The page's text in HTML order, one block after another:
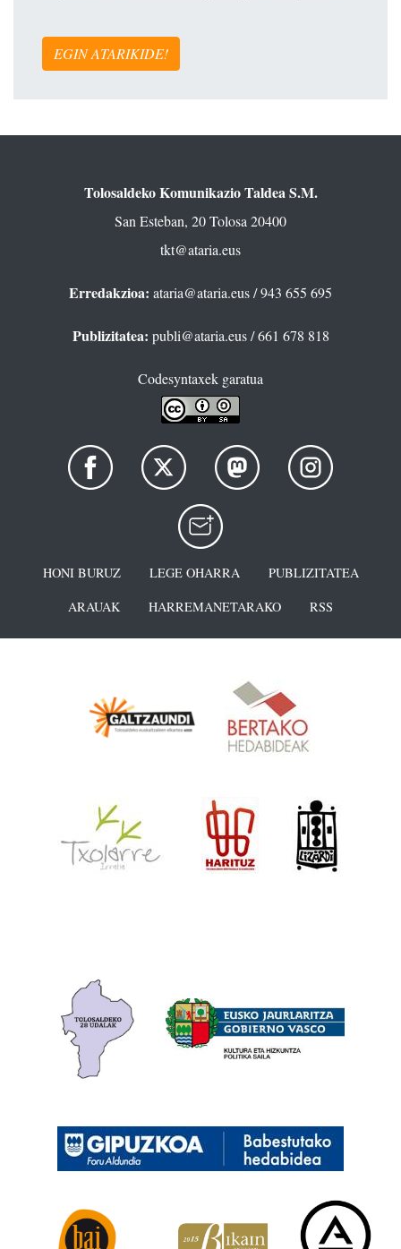
EGIN ATARIKIDE!
Tolosaldeko Komunikazio Taldea S.M.
San Esteban, 20 Tolosa 20400
tkt@ataria.eus
Erredakzioa: ataria@ataria.eus/ 943 655 695
Publizitatea: publi@ataria.eus/ 661 678 818
Codesyntaxek garatua
HONI BURUZ LEGE OHARRA
PUBLIZITATEA
ARAUAK
HARREMANETARAKO RSS